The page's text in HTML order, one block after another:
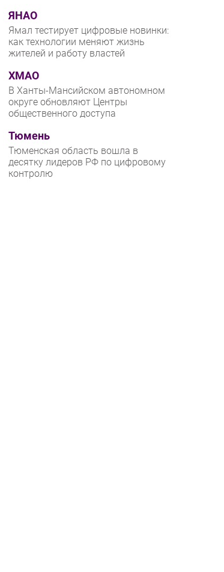
ЯНАО
Ямал тестирует цифровые новинки:
как технологии меняют жизнь
жителей и работу властей
ХМАО
В Ханты-Мансийском автономном
округе обновляют Центры
общественного доступа
Тюмень
Тюменская область вошла в
десятку лидеров РФ по цифровому
контролю